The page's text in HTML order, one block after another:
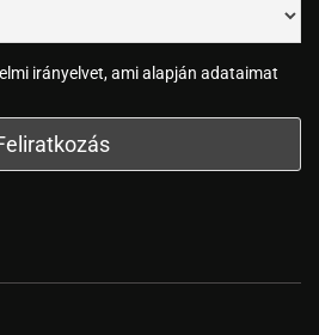
irányelvet, ami alapján adataimat